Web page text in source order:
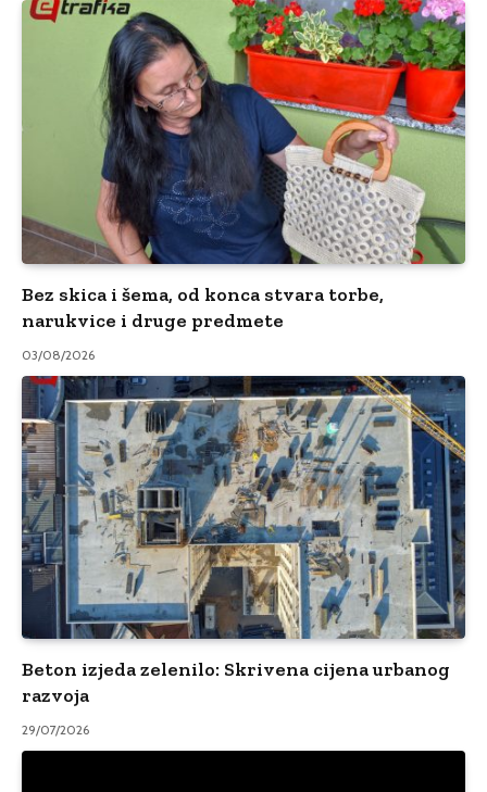
Bez skica i šema, od konca stvara torbe,
narukvice i druge predmete
03/08/2026
Beton izjeda zelenilo: Skrivena cijena urbanog
razvoja
29/07/2026